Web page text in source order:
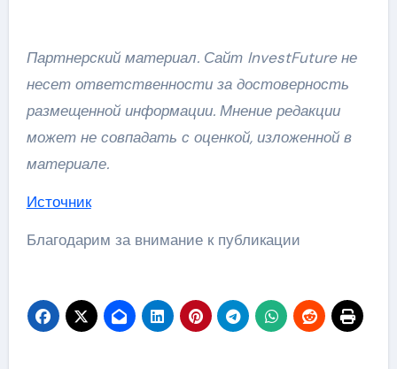
Партнерский материал. Сайт InvestFuture не
несет ответственности за достоверность
размещенной информации. Мнение редакции
может не совпадать с оценкой, изложенной в
материале.
Источник
Благодарим за внимание к публикации